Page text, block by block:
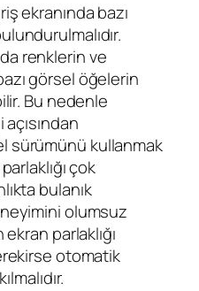
ekranında bazı
renklerin ve
görsel öğelerin
Bu nedenle
sürümünü kullanmak
çok
bulanık
olumsuz
parlaklığı
otomatik